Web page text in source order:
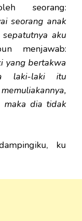
seorang:
seorang anak
aku
menjawab:
yang bertakwa
laki-laki itu
maka dia tidak
ku